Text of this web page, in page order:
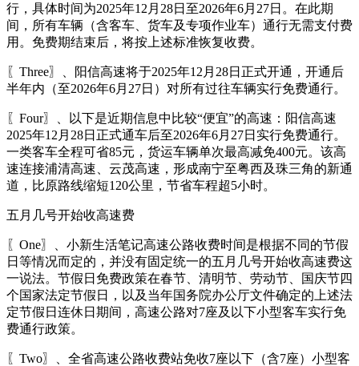
行，具体时间为2025年12月28日至2026年6月27日。在此期
间，所有车辆（含客车、货车及专项作业车）通行无需支付费
用。免费期结束后，将按上述标准恢复收费。
〖Three〗、阳信高速将于2025年12月28日正式开通，开通后
半年内（至2026年6月27日）对所有过往车辆实行免费通行。
〖Four〗、以下是近期信息中比较“便宜”的高速：阳信高速
2025年12月28日正式通车后至2026年6月27日实行免费通行。
一类客车全程可省85元，货运车辆单次最高减免400元。该高
速连接浦清高速、云茂高速，形成南宁至粤西及珠三角的新通
道，比原路线缩短120公里，节省车程超5小时。
五月几号开始收高速费
〖One〗、小新生活笔记高速公路收费时间是根据不同的节假
日等情况而定的，并没有固定统一的五月几号开始收高速费这
一说法。节假日免费政策在春节、清明节、劳动节、国庆节四
个国家法定节假日，以及当年国务院办公厅文件确定的上述法
定节假日连休日期间，高速公路对7座及以下小型客车实行免
费通行政策。
〖Two〗、全省高速公路收费站免收7座以下（含7座）小型客